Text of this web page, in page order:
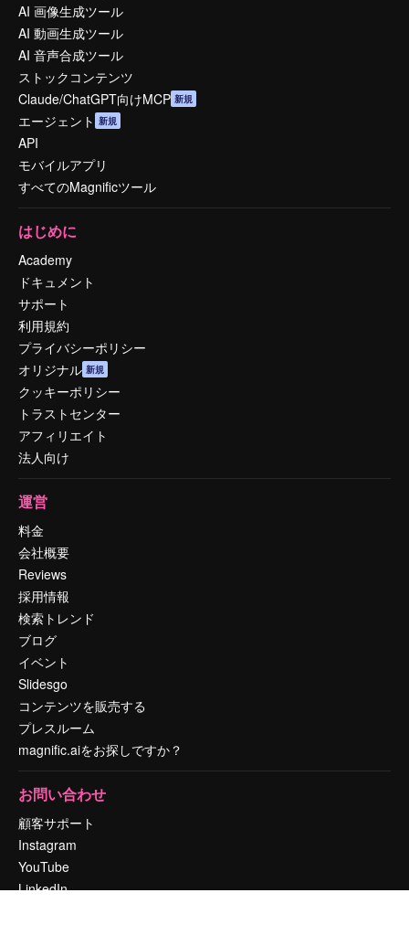
AI 画像生成ツール
AI 動画生成ツール
AI 音声合成ツール
ストックコンテンツ
Claude/ChatGPT向けMCP 新規
エージェント 新規
API
モバイルアプリ
すべてのMagnificツール
はじめに
Academy
ドキュメント
サポート
利用規約
プライバシーポリシー
オリジナル 新規
クッキーポリシー
トラストセンター
アフィリエイト
法人向け
運営
料金
会社概要
Reviews
採用情報
検索トレンド
ブログ
イベント
Slidesgo
コンテンツを販売する
プレスルーム
magnific.aiをお探しですか？
お問い合わせ
顧客サポート
Instagram
YouTube
LinkedIn